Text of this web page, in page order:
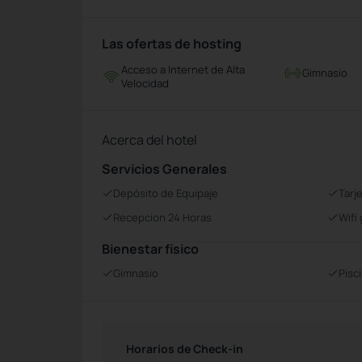
Las ofertas de hosting
Acceso a Internet de Alta
Velocidad
Gimnasio
Acerca del hotel
Servicios Generales
Depósito de Equipaje
Recepcion 24 Horas
Wifi
Bienestar físico
Gimnasio
Horarios de Check-in